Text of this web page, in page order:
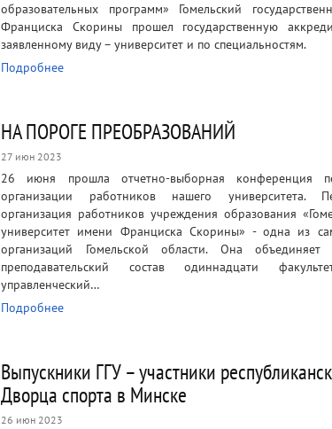
образовательных программ» Гомельский
Франциска Скорины прошел государственную
заявленному виду – университет и по специальностям.
Подробнее
НА ПОРОГЕ ПРЕОБРАЗОВАНИЙ
27 июн 2023
26 июня прошла отчетно-выборная конференция
организации работников нашего университета.
организация работников учреждения образования
университет имени Франциска Скорины» - одна из
организаций Гомельской области. Она
преподавательский состав одиннадцати
управленческий…
Подробнее
Выпускники ГГУ – участники
Дворца спорта в Минске
26 июн 2023